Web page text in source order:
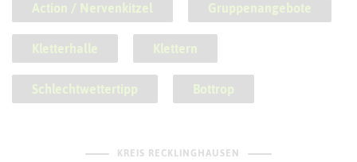
Action / Nervenkitzel Gruppenangebote
Kletterhalle Klettern
Schlechtwettertipp Bottrop
KREIS RECKLINGHAUSEN